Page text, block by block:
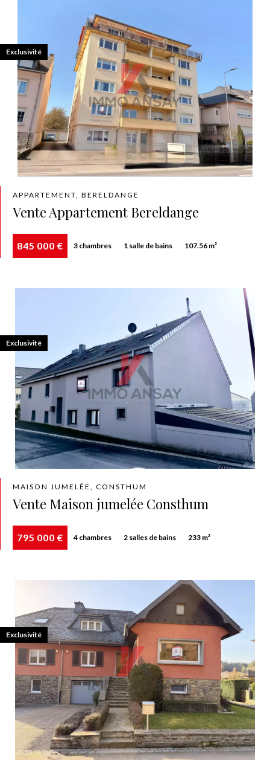
APPARTEMENT, BERELDANGE
Vente Appartement Bereldange
845 000 € 3 chambres 1 salle de bains 107.56 m²
Exclusivité
MAISON JUMELÉE, CONSTHUM
Vente Maison jumelée Consthum
795 000 € 4 chambres 2 salles de bains 233 m²
Exclusivité
Exclusivité